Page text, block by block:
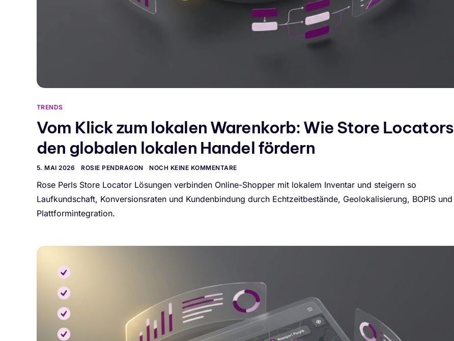
TRENDS
Vom Klick zum lokalen Warenkorb: Wie Store Locators
den globalen lokalen Handel fördern
5. MAI 2026 ROSIE PENDRAGON NOCH KEINE KOMMENTARE
Rose Perls Store Locator Lösungen verbinden Online-Shopper mit lokalem Inventar und steigern so
Laufkundschaft, Konversionsraten und Kundenbindung durch Echtzeitbestände, Geolokalisierung, BOPIS und
Plattformintegration.